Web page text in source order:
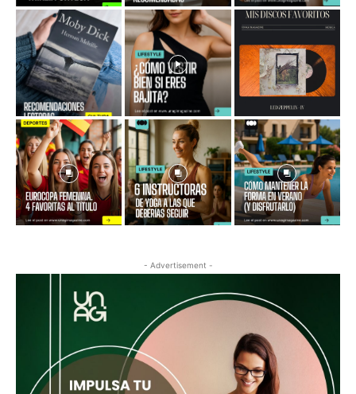
- Advertisement -